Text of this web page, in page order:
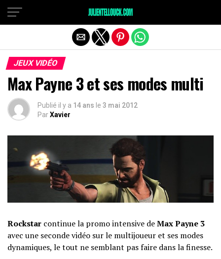
JEUX VIDÉO
Max Payne 3 et ses modes multi
Publié il y a 14 ans le 3 mai 2012
ParXavier
Rockstar continue la promo intensive deMax Payne 3
avec une seconde vidéo sur le multijoueur et ses modes
dynamiques, le tout ne semblant pas faire dans la finesse.